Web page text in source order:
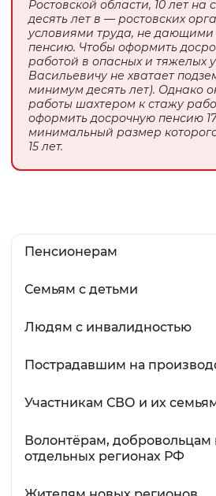
Ростовской области, 10 лет
десять лет в — ростовских
условиями труда, не
пенсию. Чтобы оформить
работой в опасных и тяжелых
Васильевичу не хватает
минимум десять лет). Однако
работы шахтером к стажу
оформить досрочную пенсию
минимальный размер
15 лет.
Пенсионерам
Семьям с детьми
Людям с инвалидностью
Пострадавшим на
Участникам СВО и их
Волонтёрам,
отдельных регионах РФ